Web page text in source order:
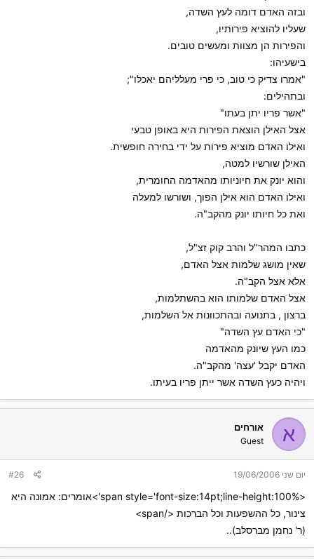
ובזה האדם דומה לעץ השדה,
שעליו להוציא פירותיו,
והפירות הן מצוות ומעשים טובים.
בישעיהו:
"אמרו צדיק כי טוב, כי פרי מעלליהם יאכלו";
ובתהילים:
"אשר פריו יתן בעתו"
אצל האילן הוצאת הפירות היא באופן טבעי
ואילו האדם מוציא פירות על ידי בחירה חופשית.
האילן שורשיו למטה,
והוא יונק את חיוניותו מהאדמה החומרית,
ואילו האדם הוא אילן הפוך, ושורשו למעלה
ואת כל חיותו יונק מהקב"ה.
כתבו המהר"ל והרב קוק זצ"ל,
שאין מושג שלמות אצל האדם,
אלא אצל הקב"ה.
אצל האדם שלמותו הוא בהשתלמות,
ברצון , בתנועה ובהתכוונות אל השלמות,
"כי האדם עץ השדה"
כמו העץ שיונק מהאדמה
האדם יקבל 'עצה' מהקב"ה.
ויהיה כעץ השדה אשר ייתן פריו בעיתו.
א אורחים
Guest
יום שני 19/06/2006 #26
<span style='font-size:14pt;line-height:100%'>אומרים: אמונה היא
צינור, כל ההשפעות וכל הברכות </span>
(ר' נחמן מברסלב)..